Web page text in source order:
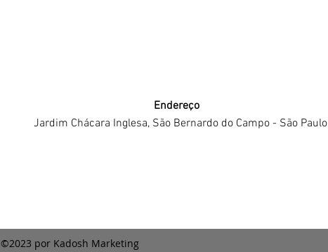
Endereço
Jardim Chácara Inglesa, São Bernardo do Campo - São Paulo
©2023 por Kadosh Marketing